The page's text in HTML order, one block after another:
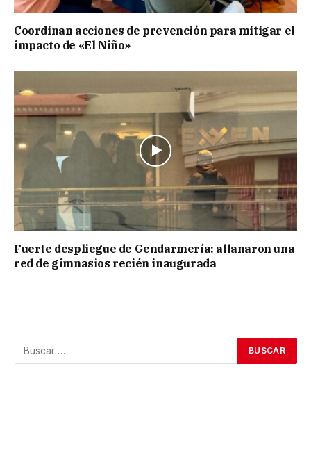
Coordinan acciones de prevención para mitigar el
impacto de «El Niño»
Fuerte despliegue de Gendarmería: allanaron una
red de gimnasios recién inaugurada